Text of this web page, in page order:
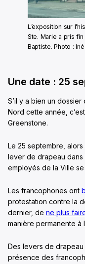
L’exposition sur
Ste. Marie a pris
Baptiste. Photo :
Une date : 25
S’il y a bien un
Nord cette année,
Greenstone.
Le 25 septembre, alors
lever de drapeau
employés de la Ville
Les francophones ont
protestation contre la
dernier, de ne plus
manière permanente à
Des levers de
présence des